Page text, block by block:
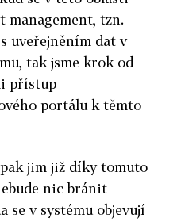
management, tzn.
uveřejněním dat v
tak jsme krok od
přístup
portálu k těmto
jim již díky tomuto
nic bránit
se v systému objevují